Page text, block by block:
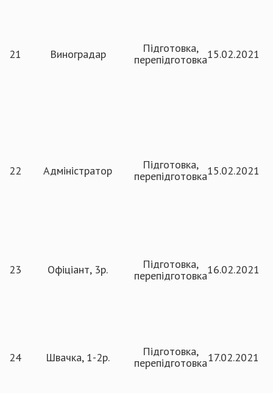
21 Виноградар
Підготовка,
перепідготовка15.02.2021
22 Адміністратор
Підготовка,
перепідготовка15.02.2021
23 Офіціант, 3р.
Підготовка,
перепідготовка16.02.2021
24 Швачка, 1-2р.
Підготовка,
перепідготовка17.02.2021